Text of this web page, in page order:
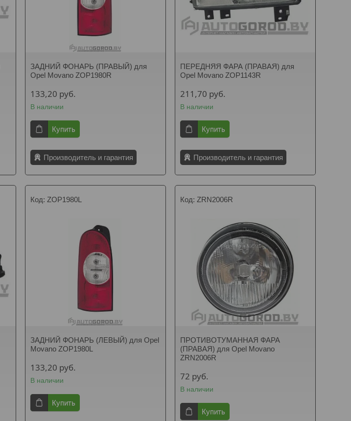
ЗАДНИЙ ФОНАРЬ (ПРАВЫЙ) для
Opel Movano ZOP1980R
133,20 руб.
В наличии
Купить
Производитель и гарантия
ПЕРЕДНЯЯ ФАРА (ПРАВАЯ) для
Opel Movano ZOP1143R
211,70 руб.
В наличии
Купить
Производитель и гарантия
ZOP1980L
ЗАДНИЙ ФОНАРЬ (ЛЕВЫЙ) для Opel
Movano ZOP1980L
133,20 руб.
В наличии
Купить
ZRN2006R
ПРОТИВОТУМАННАЯ ФАРА
(ПРАВАЯ) для Opel Movano
ZRN2006R
72 руб.
В наличии
Купить